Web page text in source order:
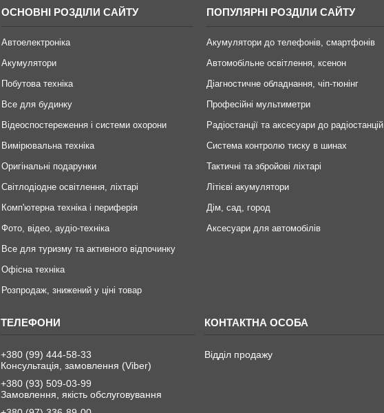
ОСНОВНІ РОЗДІЛИ САЙТУ
Автоелектроніка
Акумулятори
Побутова техніка
Все для будинку
Відеоспостереження і системи охорони
Вимірювальна техніка
Оригінальні подарунки
Світлодіодне освітлення, ліхтарі
Комп'ютерна техніка і периферія
Фото, відео, аудіо-техніка
Все для туризму та активного відпочинку
Офісна техніка
Розпродаж, знижений у ціні товар
ПОПУЛЯРНІ РОЗДІЛИ САЙТУ
Акумулятори до телефонів, смартфонів
Автомобільне освітлення, ксенон
Діагностичне обладнання, чіп-тюнінг
Професійні мультиметри
Радіостанції та аксесуари до радіостанцій
Система контролю тиску в шинах
Тактичні та збройові ліхтарі
Літієві акумулятори
Дім, сад, город
Аксесуари для автомобілів
+380 (99) 444-58-33
Консультація, замовлення (Viber)
+380 (93) 509-03-99
Замовлення, якість обслуговування
Відділ продажу